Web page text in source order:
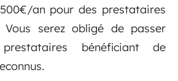
an pour des prestataires
Vous serez obligé de passer
bénéficiant de